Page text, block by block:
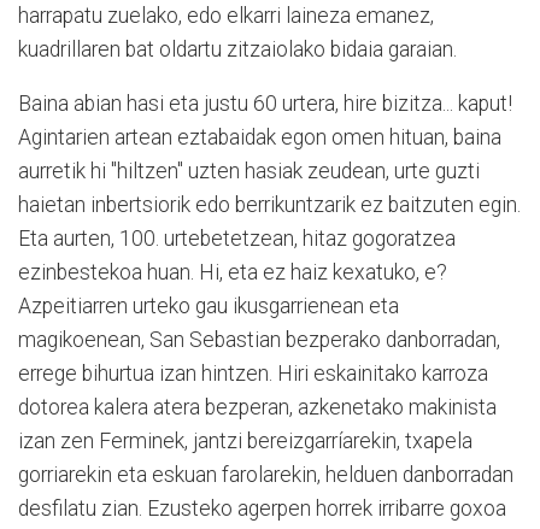
harrapatu zuelako, edo elkarri laineza emanez,
kuadrillaren bat oldartu zitzaiolako bidaia garaian.
Baina abian hasi eta justu 60 urtera, hire bizitza... kaput!
Agintarien artean eztabaidak egon omen hituan, baina
aurretik hi "hiltzen" uzten hasiak zeudean, urte guzti
haietan inbertsiorik edo berrikuntzarik ez baitzuten egin.
Eta aurten, 100. urtebetetzean, hitaz gogoratzea
ezinbestekoa huan. Hi, eta ez haiz kexatuko, e?
Azpeitiarren urteko gau ikusgarrienean eta
magikoenean, San Sebastian bezperako danborradan,
errege bihurtua izan hintzen. Hiri eskainitako karroza
dotorea kalera atera bezperan, azkenetako makinista
izan zen Ferminek, jantzi bereizgarríarekin, txapela
gorriarekin eta eskuan farolarekin, helduen danborradan
desfilatu zian. Ezusteko agerpen horrek irribarre goxoa